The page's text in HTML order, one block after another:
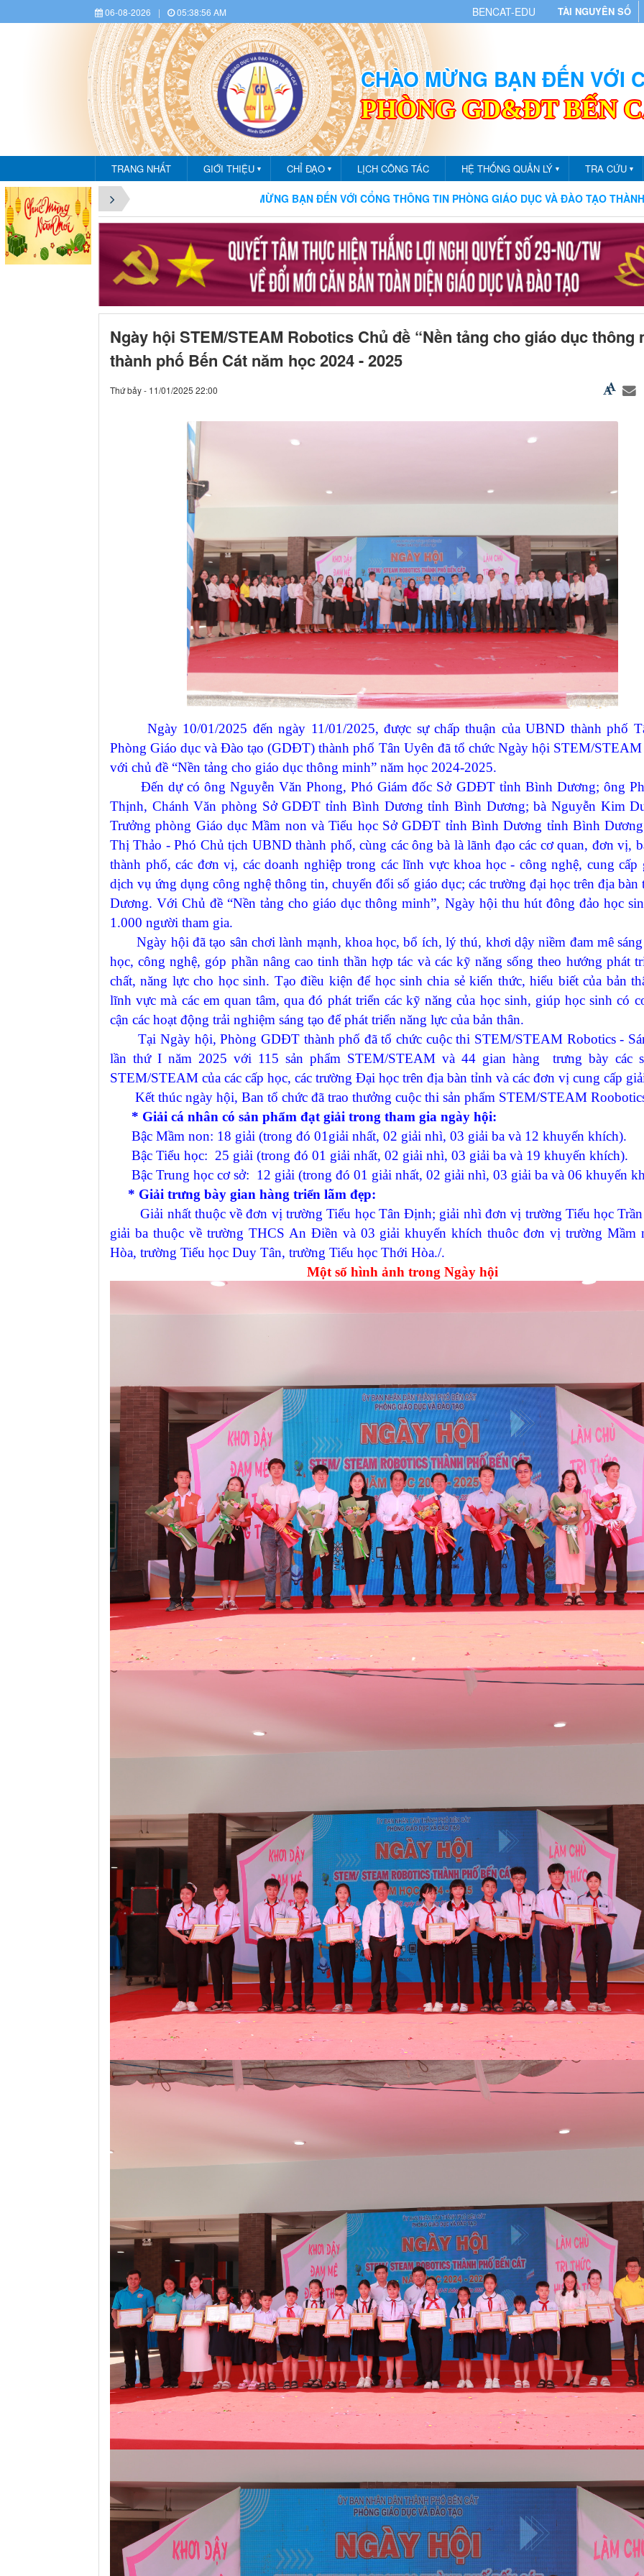
06-08-2026 | 05:38:58 AM BENCAT-EDU TÀI NGUYÊN SỐ
CHÀO MỪNG BẠN ĐẾN VỚI
PHÒNG GD&ĐT BẾN
TRANG NHẤT GIỚI THIỆU ▼ CHỈ ĐẠO ▼ LỊCH CÔNG TÁC HỆ THỐNG QUẢN LÝ ▼ TRA CỨU ▼
CHÀO MỪNG BẠN ĐẾN VỚI CỔNG THÔNG TIN PHÒNG GIÁO DỤC VÀ ĐÀO TẠO THÀNH PHỐ BẾN CÁT
Ngày hội STEM/STEAM Robotics Chủ đề “Nền tảng cho giáo dục thông
thành phố Bến Cát năm học 2024 - 2025
Thứ bảy - 11/01/2025 22:00
Ngày 10/01/2025 đến ngày 11/01/2025, được sự chấp thuận của UBND thành phố
Phòng Giáo dục và Đào tạo (GDĐT) thành phố Tân Uyên đã tổ chức Ngày hội STEM/STEAM
với chủ đề “Nền tảng cho giáo dục thông minh” năm học 2024-2025.
Đến dự có ông Nguyễn Văn Phong, Phó Giám đốc Sở GDĐT tỉnh Bình Dương; ông
Thịnh, Chánh Văn phòng Sở GDĐT tỉnh Bình Dương tỉnh Bình Dương; bà Nguyễn Kim
Trưởng phòng Giáo dục Mầm non và Tiểu học Sở GDĐT tỉnh Bình Dương tỉnh Bình
Thị Thảo - Phó Chủ tịch UBND thành phố, cùng các ông bà là lãnh đạo các cơ quan, đơn vị,
thành phố, các đơn vị, các doanh nghiệp trong các lĩnh vực khoa học - công nghệ, cung cấp
dịch vụ ứng dụng công nghệ thông tin, chuyển đổi số giáo dục; các trường đại học trên địa
Dương. Với Chủ đề “Nền tảng cho giáo dục thông minh”, Ngày hội thu hút đông đảo học
1.000 người tham gia.
Ngày hội đã tạo sân chơi lành mạnh, khoa học, bổ ích, lý thú, khơi dậy niềm đam mê sáng
học, công nghệ, góp phần nâng cao tinh thần hợp tác và các kỹ năng sống theo hướng phát
chất, năng lực cho học sinh. Tạo điều kiện để học sinh chia sẻ kiến thức, hiểu biết của bản
lĩnh vực mà các em quan tâm, qua đó phát triển các kỹ năng của học sinh, giúp học sinh có
cận các hoạt động trải nghiệm sáng tạo để phát triển năng lực của bản thân.
Tại Ngày hội, Phòng GDĐT thành phố đã tổ chức cuộc thi STEM/STEAM Robotics -
lần thứ I năm 2025 với 115 sản phẩm STEM/STEAM và 44 gian hàng trưng bày các
STEM/STEAM của các cấp học, các trường Đại học trên địa bàn tỉnh và các đơn vị cung cấp
Kết thúc ngày hội, Ban tổ chức đã trao thưởng cuộc thi sản phẩm STEM/STEAM
* Giải cá nhân có sản phẩm đạt giải trong tham gia ngày hội:
Bậc Mầm non: 18 giải (trong đó 01giải nhất, 02 giải nhì, 03 giải ba và 12 khuyến khích).
Bậc Tiểu học: 25 giải (trong đó 01 giải nhất, 02 giải nhì, 03 giải ba và 19 khuyến khích).
Bậc Trung học cơ sở: 12 giải (trong đó 01 giải nhất, 02 giải nhì, 03 giải ba và 06 khuyến
* Giải trưng bày gian hàng triển lãm đẹp:
Giải nhất thuộc về đơn vị trường Tiểu học Tân Định; giải nhì đơn vị trường Tiểu học Trần
giải ba thuộc về trường THCS An Điền và 03 giải khuyến khích thuôc đơn vị trường Mầm
Hòa, trường Tiểu học Duy Tân, trường Tiểu học Thới Hòa./.
Một số hình ảnh trong Ngày hội